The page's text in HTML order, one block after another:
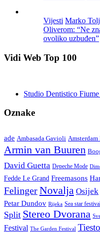
Vijesti Marko
Oliverom: “Ne
ovoliko uzbuđen”
Vidi Web Top 100
Studio Dentistico
Oznake
ade Ambasada Gavioli
Armin van Buuren
David Guetta Depeche Mode
Fedde Le Grand Freemasons
FelingerNovalja Osijek
Petar Dundov Rijeka Sea star
Split Stereo Dvorana
Festival The Garden Festival Tiesto